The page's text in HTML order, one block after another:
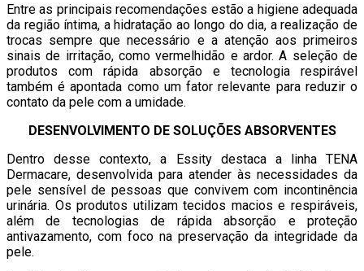
Entre as principais recomendações estão a higiene adequada
da região íntima, a hidratação ao longo do dia, a realização de
trocas sempre que necessário e a atenção aos primeiros
sinais de irritação, como vermelhidão e ardor. A seleção de
produtos com rápida absorção e tecnologia respirável
também é apontada como um fator relevante para reduzir o
contato da pele com a umidade.
DESENVOLVIMENTO DE SOLUÇÕES ABSORVENTES
Dentro desse contexto, a Essity destaca a linha TENA
Dermacare, desenvolvida para atender às necessidades da
pele sensível de pessoas que convivem com incontinência
urinária. Os produtos utilizam tecidos macios e respiráveis,
além de tecnologias de rápida absorção e proteção
antivazamento, com foco na preservação da integridade da
pele.